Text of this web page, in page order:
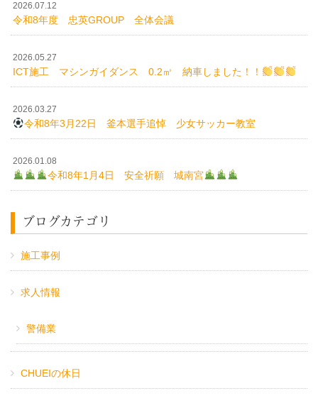
2026.07.12
令和8年度 忠英GROUP 全体会議
2026.05.27
ICT施工 マシンガイダンス 0.2㎥ 納車しました！！
2026.03.27
令和8年3月22日 釜本選手追悼 少女サッカー教室
2026.01.08
令和8年1月4日 安全祈願 城南宮
ブログカテゴリ
施工事例
求人情報
警備業
CHUEIの休日